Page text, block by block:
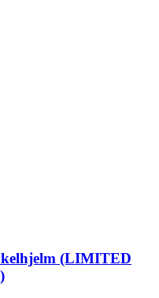
(LIMITED